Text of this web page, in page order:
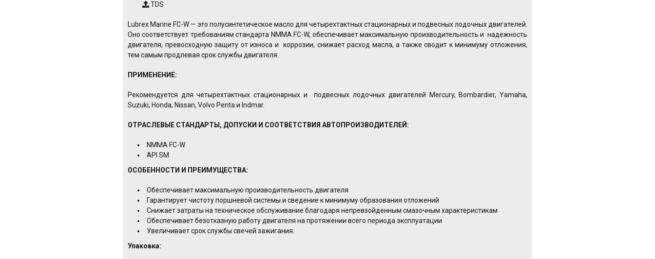
TDS
Lubrex Marine FC-W — это полусинтетическое масло для четырехтактных стационарных и подвесных лодочных двигателей.
Оно соответствует требованиям стандарта NMMA FC-W, обеспечивает максимальную производительность и надежность
двигателя, превосходную защиту от износа и коррозии, снижает расход масла, а также сводит к минимуму отложения,
тем самым продлевая срок службы двигателя.
ПРИМЕНЕНИЕ:
Рекомендуется для четырехтактных стационарных и подвесных лодочных двигателей Mercury, Bombardier, Yamaha,
Suzuki, Honda, Nissan, Volvo Penta и Indmar.
ОТРАСЛЕВЫЕ СТАНДАРТЫ, ДОПУСКИ И СООТВЕТСТВИЯ АВТОПРОИЗВОДИТЕЛЕЙ:
NMMA FC-W
API SM
ОСОБЕННОСТИ И ПРЕИМУЩЕСТВА:
Обеспечивает максимальную производительность двигателя
Гарантирует чистоту поршневой системы и сведение к минимуму образования отложений
Снижает затраты на техническое обслуживание благодаря непревзойденным смазочным характеристикам
Обеспечивает безотказную работу двигателя на протяжении всего периода эксплуатации
Увеличивает срок службы свечей зажигания.
Упаковка: